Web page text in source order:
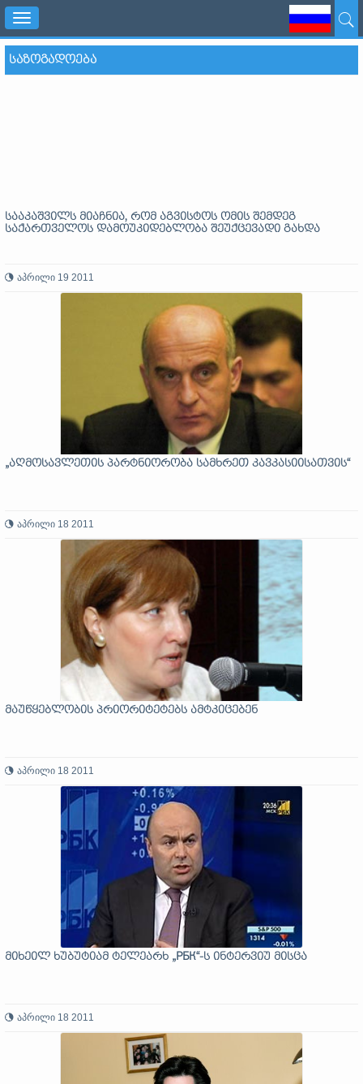
Toggle
navigation
ᲡᲐᲖᲝᲒᲐᲓᲝᲔᲑᲐ
სააკაშვილს მიაჩნია, რომ აგვისტოს ომის შემდეგ
საქართველოს დამოუკიდებლობა შეუქცევადი გახდა
აპრილი 19 2011
„აღმოსავლეთის პარტნიორობა სამხრეთ კავკასიისათვის“
აპრილი 18 2011
მაუწყებლობის პრიორიტეტებს ამტკიცებენ
აპრილი 18 2011
მიხეილ ხუბუტიამ ტელეარხ „РБК“-ს ინტერვიუ მისცა
აპრილი 18 2011